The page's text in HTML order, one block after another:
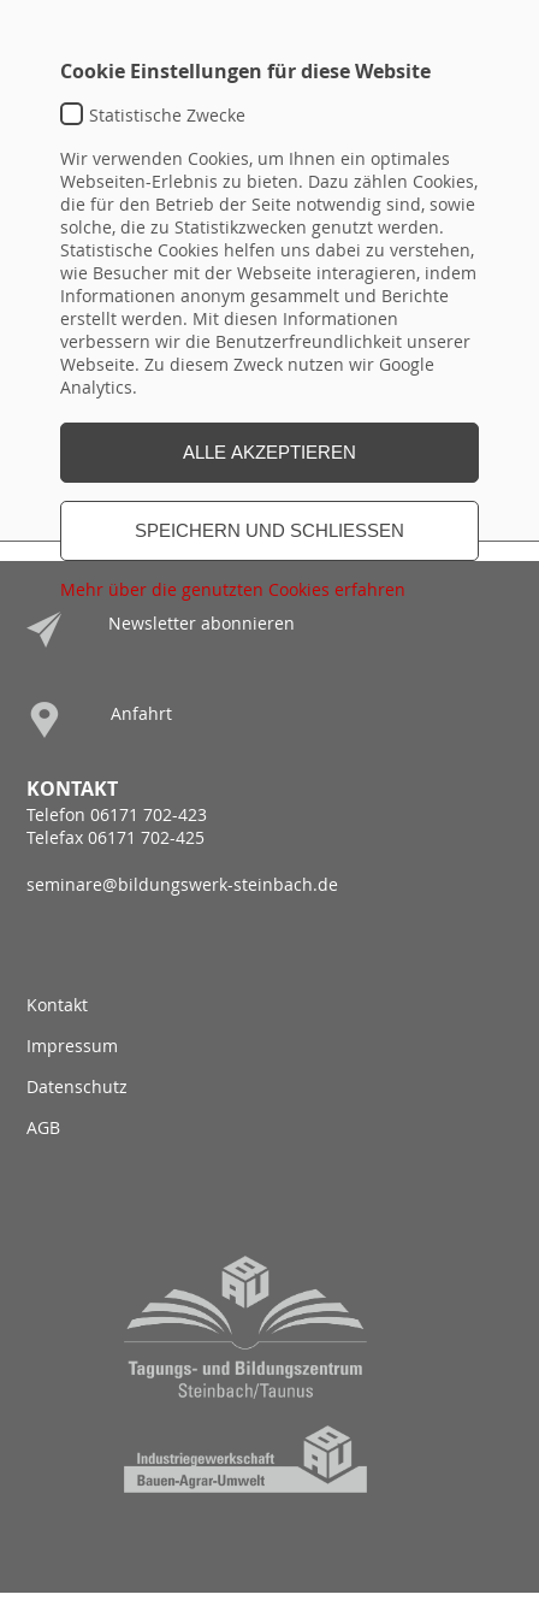
DETAIL-
LINK
(ID aus
Flex!)
ID Überschrift von bis topseminar
Seite Drucken
Newsletter abonnieren
Anfahrt
KONTAKT
Telefon 06171 702-423
Telefax 06171 702-425
seminare@bildungswerk-steinbach.de
Kontakt
Impressum
Datenschutz
AGB
Cookie Einstellungen für diese Website
Statistische Zwecke
Wir verwenden Cookies, um Ihnen ein optimales
Webseiten-Erlebnis zu bieten. Dazu zählen Cookies,
die für den Betrieb der Seite notwendig sind, sowie
solche, die zu Statistikzwecken genutzt werden.
Statistische Cookies helfen uns dabei zu verstehen,
wie Besucher mit der Webseite interagieren, indem
Informationen anonym gesammelt und Berichte
erstellt werden. Mit diesen Informationen
verbessern wir die Benutzerfreundlichkeit unserer
Webseite. Zu diesem Zweck nutzen wir Google
Analytics.
ALLE AKZEPTIEREN
SPEICHERN UND SCHLIESSEN
Mehr über die genutzten Cookies erfahren